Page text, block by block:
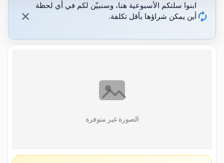
autorenew
ابنوا سلتكم الأسبوعية هنا، وسنبيّن لكم في أي لحظة
أين يمكن شراؤها بأقل تكلفة.
close
الصورة غير متوفرة